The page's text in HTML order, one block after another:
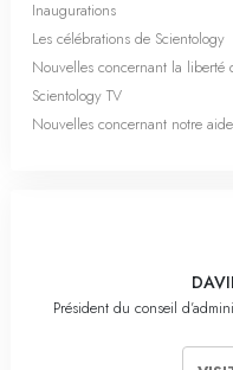
Inaugurations
Les célébrations de Scientology
Nouvelles concernant la liberté
Scientology TV
Nouvelles concernant notre aide
Président du conseil